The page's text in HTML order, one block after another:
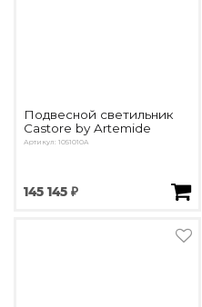
Подвесной светильник
Castore by Artemide
Артикул: 1051010A
145 145 ₽